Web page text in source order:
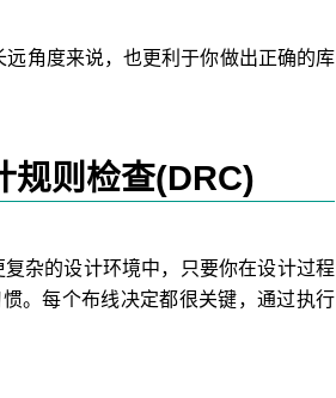
角度来说，也更利于你做出正确的库
规则检查(DRC)
复杂的设计环境中，只要你在设计过程
。每个布线决定都很关键，通过执行